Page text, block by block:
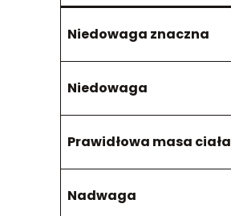
Niedowaga znaczna
Niedowaga
Prawidłowa masa ciała
Nadwaga